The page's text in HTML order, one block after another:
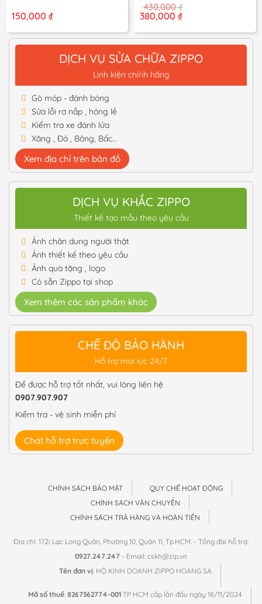
150,000 ₫
430,000₫
Giá
gốc
là:
430,000 ₫.
380,000 ₫Giá
tại
là:
DỊCH VỤ SỬA CHỮA ZIPPO
Linh kiện chính hãng
Gò móp - đánh bóng
Sửa lỗi rơ nắp , hỏng lề
Kiểm tra xe đánh lửa
Xăng , Đá , Bông, Bấc...
Xem địa chỉ trên bản đồ
DỊCH VỤ KHẮC ZIPPO
Thiết kế tạo mẫu theo yêu cầu
Ảnh chân dung người thật
Ảnh thiết kế theo yêu cầu
Ảnh quà tặng , logo
Có sẵn Zippo tại shop
Xem thêm các sản phẩm khác
CHẾ ĐỘ BẢO HÀNH
Hỗ trợ mọi lúc 24/7
Để được hỗ trợ tốt nhất, vui lòng liên hệ
0907.907.907
Kiểm tra - vệ sinh miễn phí
Chat hỗ trợ trực tuyến
CHÍNH SÁCH BẢO MẬT
QUY CHẾ HOẠT ĐỘNG
CHÍNH SÁCH VẬN CHUYỂN
CHÍNH SÁCH TRẢ HÀNG VÀ HOÀN TIỀN
Địa chỉ: 172i Lạc Long Quân, Phường 10, Quận 11, Tp.HCM. - Tổng đài hỗ trợ:
0927.247.247 - Email: cskh@zip.vn
Tên đơn vị: HỘ KINH DOANH ZIPPO HOÀNG SA
Mã số thuế:8267362774-001TP HCM cấp lần đầu ngày 18/11/2024